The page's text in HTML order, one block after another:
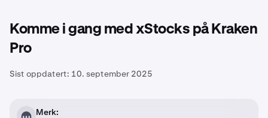
Komme i gang med xStocks på Kraken
Pro
Sist oppdatert: 10. september 2025
Merk: